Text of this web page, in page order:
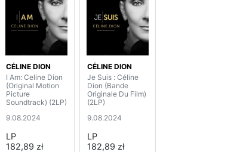
CÉLINE DION
I Am: Celine Dion
(Original Motion
Picture
Soundtrack) (2LP)
9.08.2024
LP
182,89 zł
CÉLINE DION
Je Suis : Céline
Dion (Bande
Originale Du Film)
(2LP)
9.08.2024
LP
182,89 zł